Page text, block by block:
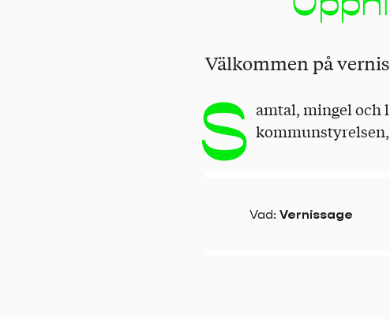
Välkommen på
S amtal, mingel och
Vad:Vernissage